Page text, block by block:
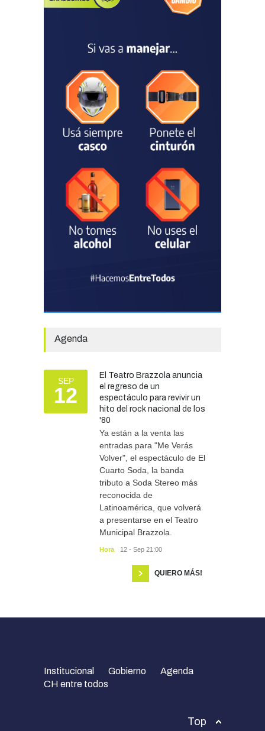
por la Municipalidad
Avanza el proceso
licitatorio para las obras de
infraestructura en las
escuelas Técnica N° 1 y
Especial N° 501
OBRAS Y SERVICIOS 29/07/2026
más de 304 millones de
pesos en ayuda
comunitaria, en lo que va del
año.
GOBIERNO 28/07/2026
Vieja Estación
CULTURA 05/08/2026
Agenda
SEP
12
El Teatro Brazzola anuncia
el regreso de un
espectáculo para revivir un
hito del rock nacional de los
'80
Ya están a la venta las
entradas para "Me Verás
Volver", el espectáculo de El
Cuarto Soda, la banda
tributo a Soda Stereo más
reconocida de
Latinoamérica, que volverá
a presentarse en el Teatro
Municipal Brazzola.
Hora 12 - Sep 21:00
QUIERO MÁS!
Institucional Gobierno
Agenda
CH entre todos
Top